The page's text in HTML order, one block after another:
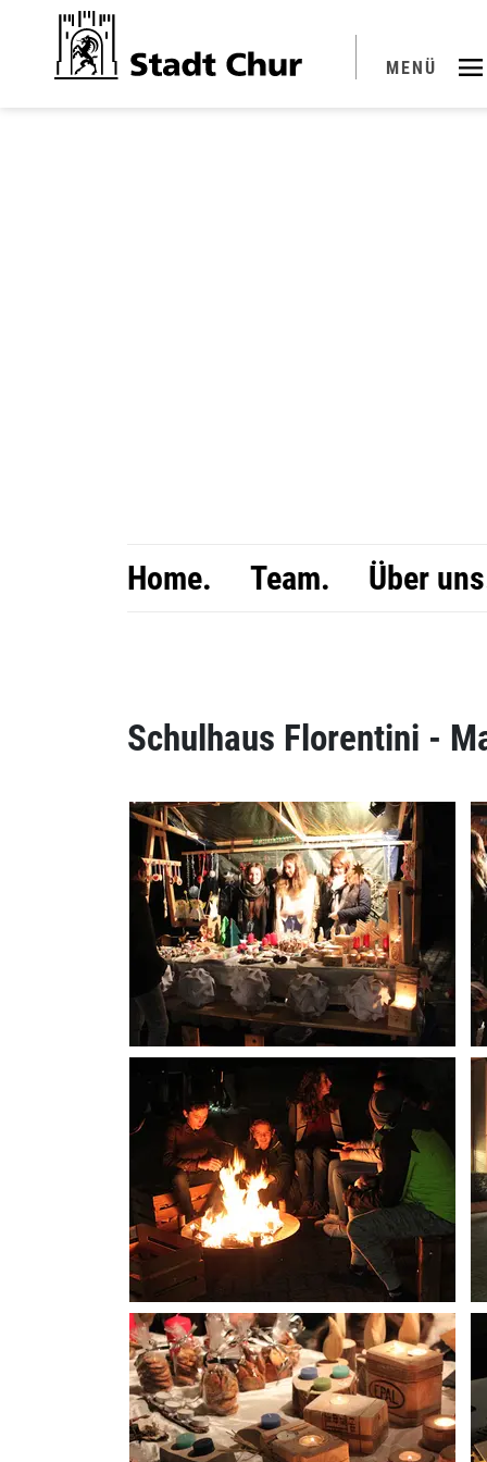
Kopfzeile
MENÜ
Home. Team. Über
Inhalt
Schulhaus Florentini -